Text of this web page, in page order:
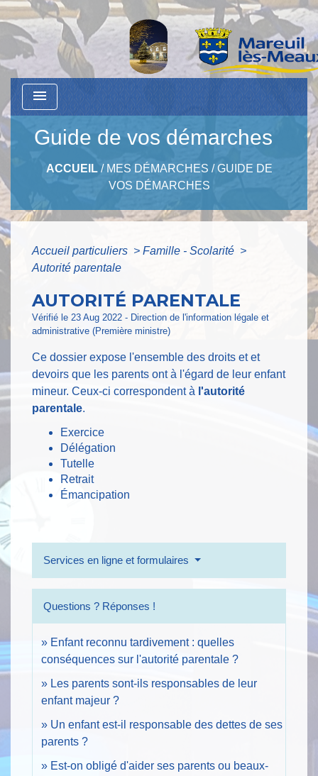
menu
Guide de vos démarches
ACCUEIL/ MES DÉMARCHES /GUIDE DE
VOS DÉMARCHES
Accueil particuliers > Famille - Scolarité >
Autorité parentale
AUTORITÉ PARENTALE
Vérifié le 23 Aug 2022 - Direction de l'information légale et
administrative (Première ministre)
Ce dossier expose l'ensemble des droits et et
devoirs que les parents ont à l'égard de leur enfant
mineur. Ceux-ci correspondent à l'autorité
parentale.
Exercice
Délégation
Tutelle
Retrait
Émancipation
Services en ligne et formulaires
Questions ? Réponses !
Enfant reconnu tardivement : quelles
conséquences sur l'autorité parentale ?
Les parents sont-ils responsables de leur
enfant majeur ?
Un enfant est-il responsable des dettes de ses
parents ?
Est-on obligé d'aider ses parents ou beaux-